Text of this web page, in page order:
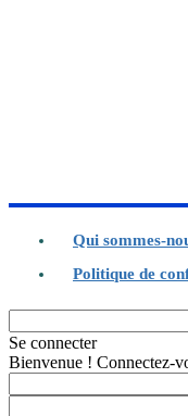
Qui sommes-
Politique de
Se connecter
Bienvenue ! Connectez-